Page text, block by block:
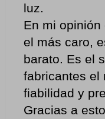
luz.
En mi
el más caro,
barato. Es el
fabricantes el
fiabilidad y
Gracias a